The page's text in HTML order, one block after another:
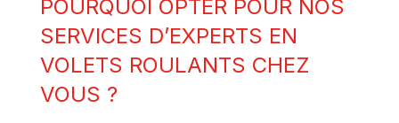
POURQUOI OPTER POUR NOS
SERVICES D’EXPERTS EN
VOLETS ROULANTS CHEZ
VOUS ?